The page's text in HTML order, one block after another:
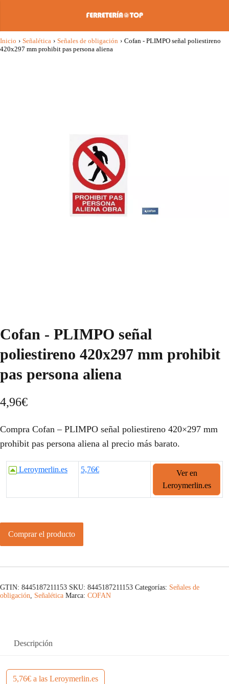
Inicio › Señalética › Señales de obligación › Cofan - PLIMPO señal poliestireno
420x297 mm prohibit pas persona aliena
Cofan - PLIMPO señal
poliestireno 420x297 mm prohibit
pas persona aliena
4,96€
Compra Cofan – PLIMPO señal poliestireno 420×297 mm
prohibit pas persona aliena al precio más barato.
Leroymerlin.es 5,76€
Ver en
Leroymerlin.es
Comprar el producto
GTIN: 8445187211153 SKU: 8445187211153 Categorías: Señales de
obligación, Señalética Marca: COFAN
Descripción
5,76€ a las Leroymerlin.es